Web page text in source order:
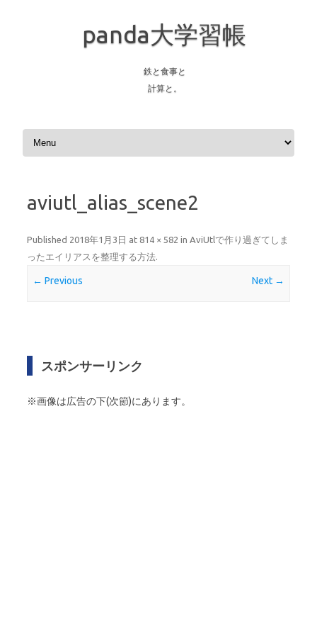
panda大学習帳
鉄と食事と
計算と。
Skip to content
aviutl_alias_scene2
Published 2018年1月3日 at 814 × 582 in AviUtlで作り過ぎてしま
ったエイリアスを整理する方法.
← Previous Next →
スポンサーリンク
※画像は広告の下(次節)にあります。